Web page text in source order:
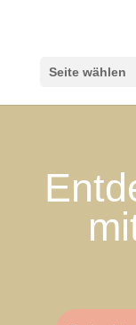
Seite wählen